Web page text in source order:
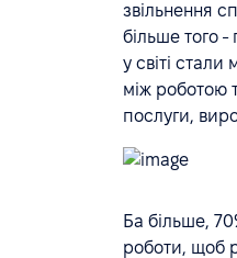
звільнення
більше того
у світі
між роботою
послуги,
Ба більше,
роботи, щоб